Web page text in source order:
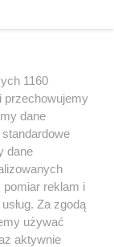
z portali
z nami
1160
przechowujemy
dane
dane
reklam i
Za zgodą
używać
aktywnie